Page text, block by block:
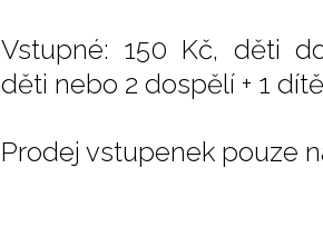
Vstupné: 150 Kč, děti
děti nebo 2 dospělí + 1
Prodej vstupenek pouze